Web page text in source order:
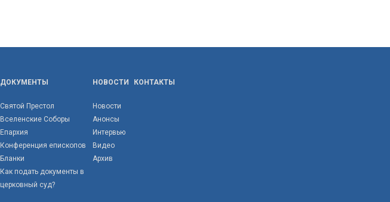
ДОКУМЕНТЫ
Святой Престол
Вселенские Соборы
Епархия
Конференция епископов
Бланки
Как подать документы в
церковный суд?
НОВОСТИ
Новости
Анонсы
Интервью
Видео
Архив
КОНТАКТЫ